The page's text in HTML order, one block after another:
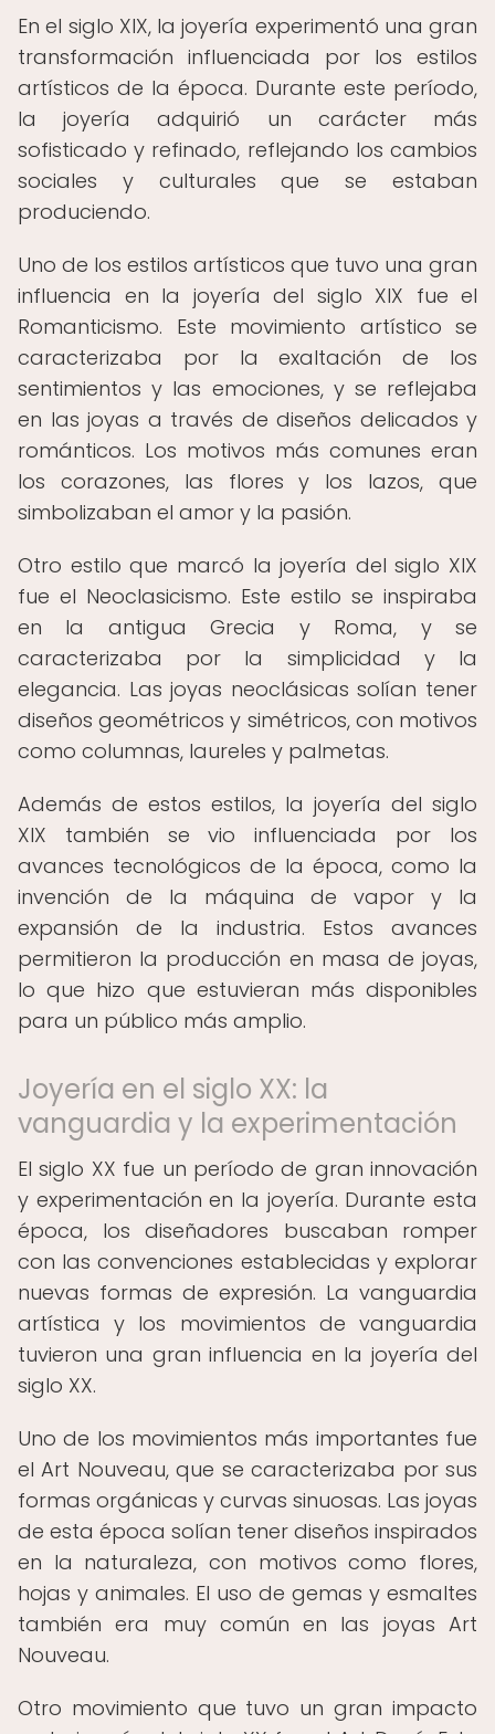
En el siglo XIX, la joyería experimentó una gran
transformación influenciada por los estilos
artísticos de la época. Durante este período,
la joyería adquirió un carácter más
sofisticado y refinado, reflejando los cambios
sociales y culturales que se estaban
produciendo.
Uno de los estilos artísticos que tuvo una gran
influencia en la joyería del siglo XIX fue el
Romanticismo. Este movimiento artístico se
caracterizaba por la exaltación de los
sentimientos y las emociones, y se reflejaba
en las joyas a través de diseños delicados y
románticos. Los motivos más comunes eran
los corazones, las flores y los lazos, que
simbolizaban el amor y la pasión.
Otro estilo que marcó la joyería del siglo XIX
fue el Neoclasicismo. Este estilo se inspiraba
en la antigua Grecia y Roma, y se
caracterizaba por la simplicidad y la
elegancia. Las joyas neoclásicas solían tener
diseños geométricos y simétricos, con motivos
como columnas, laureles y palmetas.
Además de estos estilos, la joyería del siglo
XIX también se vio influenciada por los
avances tecnológicos de la época, como la
invención de la máquina de vapor y la
expansión de la industria. Estos avances
permitieron la producción en masa de joyas,
lo que hizo que estuvieran más disponibles
para un público más amplio.
Joyería en el siglo XX: la
vanguardia y la experimentación
El siglo XX fue un período de gran innovación
y experimentación en la joyería. Durante esta
época, los diseñadores buscaban romper
con las convenciones establecidas y explorar
nuevas formas de expresión. La vanguardia
artística y los movimientos de vanguardia
tuvieron una gran influencia en la joyería del
siglo XX.
Uno de los movimientos más importantes fue
el Art Nouveau, que se caracterizaba por sus
formas orgánicas y curvas sinuosas. Las joyas
de esta época solían tener diseños inspirados
en la naturaleza, con motivos como flores,
hojas y animales. El uso de gemas y esmaltes
también era muy común en las joyas Art
Nouveau.
Otro movimiento que tuvo un gran impacto